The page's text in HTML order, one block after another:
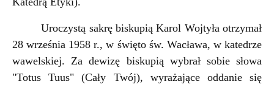
Uroczystą sakrę biskupią Karol Wojtyła otrzymał
28 września 1958 r., w święto św. Wacława, w katedrze
wawelskiej. Za dewizę biskupią wybrał sobie słowa
"Totus Tuus" (Cały Twój), wyrażające oddanie się